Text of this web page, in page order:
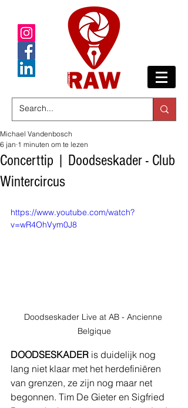
Concerttip | Doodseskader - Club
Wintercircus
Michael Vandenbosch
6 jan 1 minuten om te lezen
https://www.youtube.com/watch?
v=wR4OhVym0J8
Doodseskader Live at AB - Ancienne
Belgique
DOODSESKADER is duidelijk nog
lang niet klaar met het herdefiniëren
van grenzen, ze zijn nog maar net
begonnen. Tim De Gieter en Sigfried